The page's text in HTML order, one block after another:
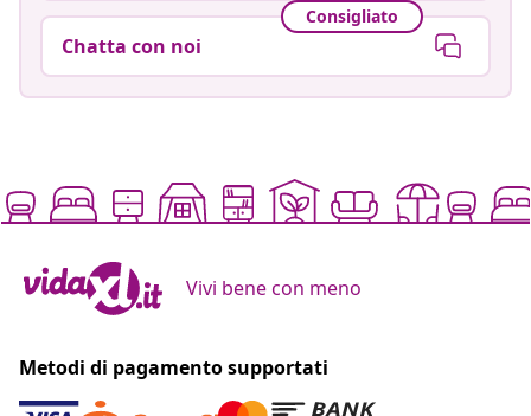
Consigliato
Chatta con noi
Vivi bene con meno
Metodi di pagamento supportati